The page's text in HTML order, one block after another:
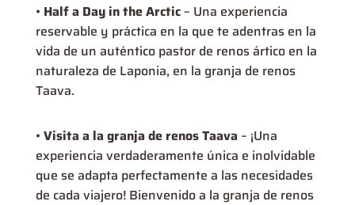
• Half a Day in the Arctic– Una experiencia
reservable y práctica en la que te adentras en la
vida de un auténtico pastor de renos ártico en la
naturaleza de Laponia, en la granja de renos
Taava.
• Visita a la granja de renos Taava – ¡Una
experiencia verdaderamente única e inolvidable
que se adapta perfectamente a las necesidades
de cada viajero! Bienvenido a la granja de renos